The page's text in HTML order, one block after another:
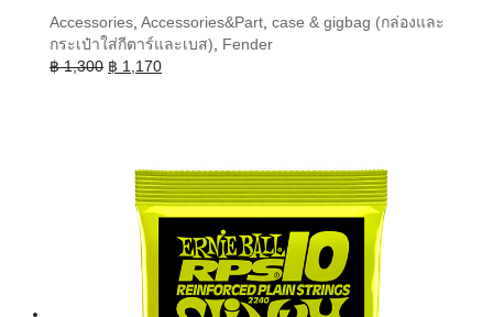
Accessories, Accessories&Part, case & gigbag (กล่องและ
กระเป๋าใส่กีตาร์และเบส), Fender
฿1,300 Original
฿ 1,170Current